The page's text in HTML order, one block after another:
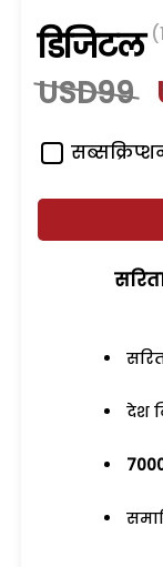
डिजिटल
USD99
देश